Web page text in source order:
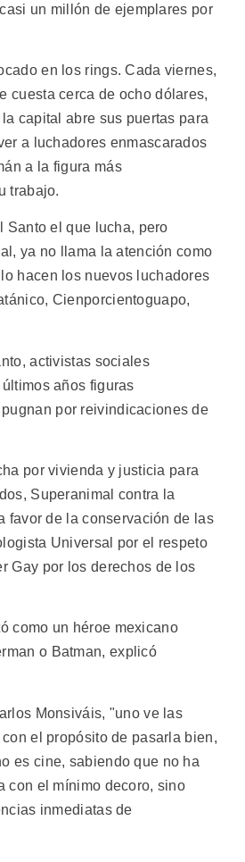
un millón de ejemplares por
en los rings. Cada viernes,
cuesta cerca de ocho dólares,
capital abre sus puertas para
a luchadores enmascarados
a la figura más
trabajo.
Santo el que lucha, pero
ya no llama la atención como
hacen los nuevos luchadores
Cienporcientoguapo,
activistas sociales
años figuras
por reivindicaciones de
por vivienda y justicia para
Superanimal contra la
favor de la conservación de las
Universal por el respeto
Gay por los derechos de los
como un héroe mexicano
o Batman, explicó
Monsiváis, "uno ve las
el propósito de pasarla bien,
es cine, sabiendo que no ha
con el mínimo decoro, sino
inmediatas de